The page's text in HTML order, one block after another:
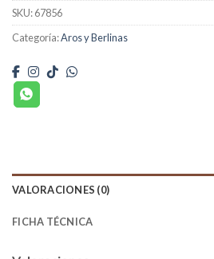
SKU:67856
Categoría:Aros y Berlinas
VALORACIONES (0)
FICHA TÉCNICA